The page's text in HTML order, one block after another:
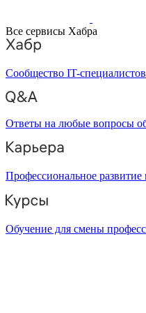
Все сервисы Хабра
Сообщество IT-специалистов
Ответы на любые вопросы
Профессиональное развитие
Обучение для смены